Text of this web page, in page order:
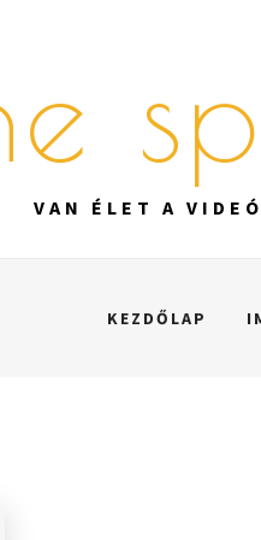
VAN ÉLET A
KEZDŐLAP